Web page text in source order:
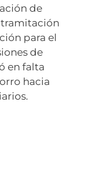
de
para el
de
en falta
hacia